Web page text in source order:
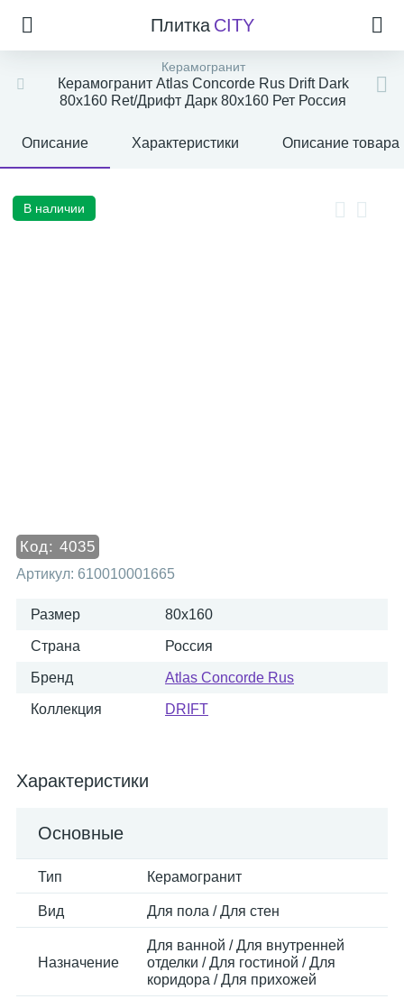
Плитка CITY
Керамогранит
Керамогранит Atlas Concorde Rus Drift Dark
80x160 Ret/Дрифт Дарк 80x160 Рет Россия
Описание Характеристики Описание товара
В наличии
Код: 4035
Артикул: 610010001665
Размер 80x160
Страна Россия
Бренд Atlas Concorde Rus
Коллекция DRIFT
Характеристики
Основные
Тип Керамогранит
Вид Для пола / Для стен
Назначение
Для ванной / Для внутренней
отделки / Для гостиной / Для
коридора / Для прихожей